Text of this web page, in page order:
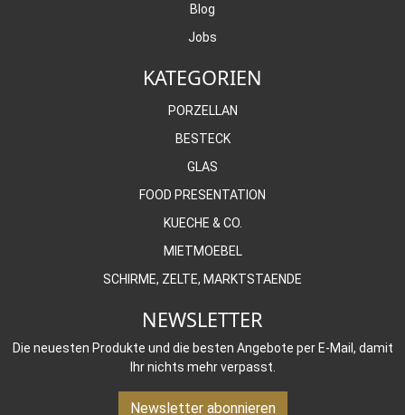
Blog
Jobs
KATEGORIEN
PORZELLAN
BESTECK
GLAS
FOOD PRESENTATION
KUECHE & CO.
MIETMOEBEL
SCHIRME, ZELTE, MARKTSTAENDE
NEWSLETTER
Die neuesten Produkte und die besten Angebote per E-Mail, damit
Ihr nichts mehr verpasst.
Newsletter abonnieren